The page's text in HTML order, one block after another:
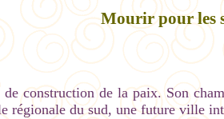
Mourir pour les
construction de la paix. Son
régionale du sud, une future ville